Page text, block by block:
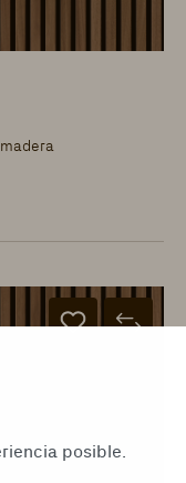
posible.